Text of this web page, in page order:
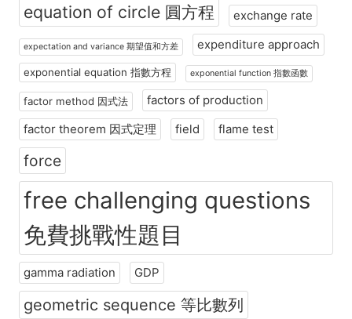
equation of circle 圓方程 exchange rate
expectation and variance 期望值和方差 expenditure approach
exponential equation 指數方程 exponential function 指數函數
factor method 因式法
factors of production
factor theorem 因式定理
field flame test
force
free challenging questions
免費挑戰性題目
gamma radiation GDP
geometric sequence 等比數列